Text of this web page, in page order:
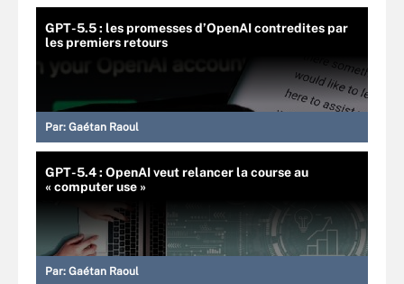
GPT-5.5 : les promesses d’OpenAI contredites par
les premiers retours
Par: Gaétan Raoul
GPT-5.4 : OpenAI veut relancer la course au
« computer use »
Par: Gaétan Raoul